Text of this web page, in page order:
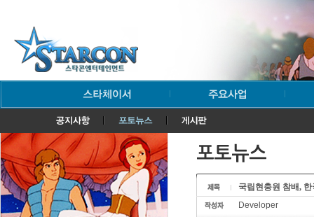
국립현충원 참배,
Developer